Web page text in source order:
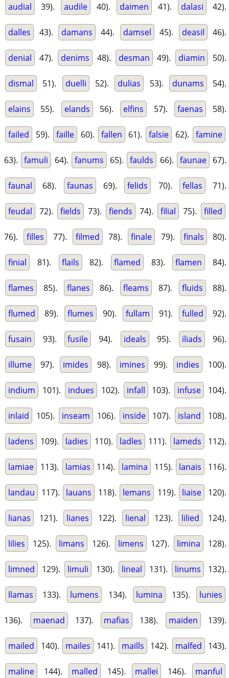
audial 39). audile 40). daimen 41). dalasi 42).
dalles 43). damans 44). damsel 45). deasil 46).
denial 47). denims 48). desman 49). diamin 50).
dismal 51). duelli 52). dulias 53). dunams 54).
elains 55). elands 56). elfins 57). faenas 58).
failed 59). faille 60). fallen 61). falsie 62). famine
63). famuli 64). fanums 65). faulds 66). faunae 67).
faunal 68). faunas 69). felids 70). fellas 71).
feudal 72). fields 73). fiends 74). filial 75). filled
76). filles 77). filmed 78). finale 79). finals 80).
finial 81). flails 82). flamed 83). flamen 84).
flames 85). flanes 86). fleams 87). fluids 88).
flumed 89). flumes 90). fullam 91). fulled 92).
fusain 93). fusile 94). ideals 95). iliads 96).
illume 97). imides 98). imines 99). indies 100).
indium 101). indues 102). infall 103). infuse 104).
inlaid 105). inseam 106). inside 107). island 108).
ladens 109). ladies 110). ladles 111). lameds 112).
lamiae 113). lamias 114). lamina 115). lanais 116).
landau 117). lauans 118). lemans 119). liaise 120).
lianas 121). lianes 122). lienal 123). lilied 124).
lilies 125). limans 126). limens 127). limina 128).
limned 129). limuli 130). lineal 131). linums 132).
llamas 133). lumens 134). lumina 135). lunies
136). maenad 137). mafias 138). maiden 139).
mailed 140). mailes 141). maills 142). malfed 143).
maline 144). malled 145). mallei 146). manful